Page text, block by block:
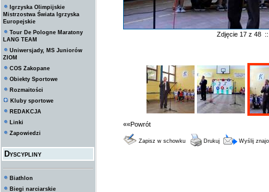
Igrzyska Olimpijskie
Mistrzostwa Świata Igrzyska
Europejskie
Tour De Pologne Maratony
LANG TEAM
Uniwersjady, MS Juniorów
ZIOM
COS Zakopane
Obiekty Sportowe
Rozmaitości
Kluby sportowe
REDAKCJA
Linki
Zapowiedzi
Dyscypliny
Biathlon
Biegi narciarskie
Zdjęcie 17 z 48
««Powrót
Zapisz w schowku Drukuj Wyślij